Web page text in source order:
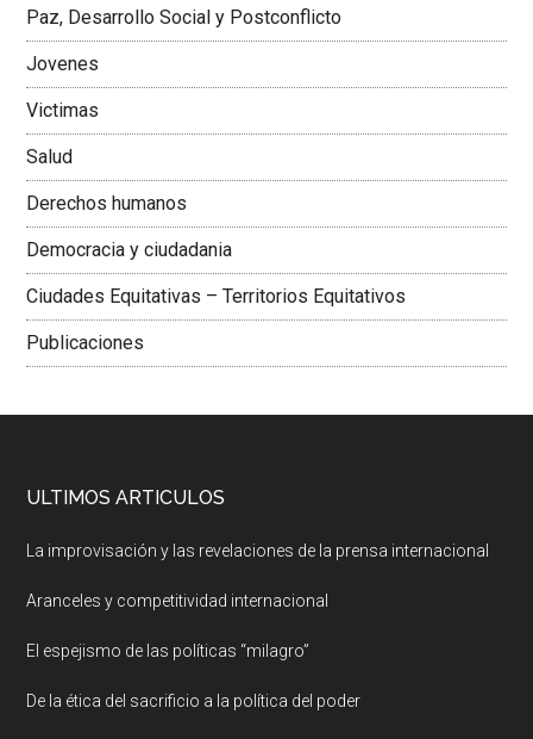
Paz, Desarrollo Social y Postconflicto
Jovenes
Victimas
Salud
Derechos humanos
Democracia y ciudadania
Ciudades Equitativas – Territorios Equitativos
Publicaciones
ULTIMOS ARTICULOS
La improvisación y las revelaciones de la prensa internacional
Aranceles y competitividad internacional
El espejismo de las políticas “milagro”
De la ética del sacrificio a la política del poder